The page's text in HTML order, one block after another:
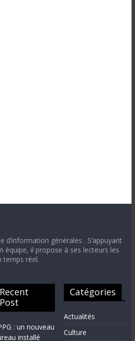
d’information générales . S’appuyant
équipe, il propose à ses lecteurs les
temps réel.
Recent
Post
: un nouveau
installé
Catégories
Actualités
Culture